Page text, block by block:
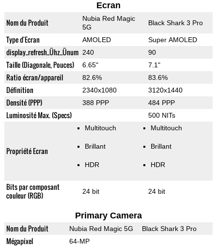
Ecran
Nom du Produit
Nubia Red Magic
5G
Black Shark 3 Pro
Type d'Ecran AMOLED Super AMOLED
display_refresh_Ühz_Ünum 240 90
Taille (Diagonale, Pouces) 6.65" 7.1"
Ratio écran/appareil 82.6% 83.6%
Définition 2340x1080 3120x1440
Densité (PPP) 388 PPP 484 PPP
Luminosité Max. (Specs) 500 NITs
Propriété Ecran
Multitouch
Brillant
HDR
Multitouch
Brillant
HDR
Bits par composant
couleur (RGB)
24 bit 24 bit
Primary Camera
Nom du Produit Nubia Red Magic 5G Black Shark 3 Pro
Mégapixel 64-MP